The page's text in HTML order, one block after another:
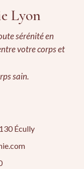
Lyon
sérénité en
votre corps et
sain.
Écully